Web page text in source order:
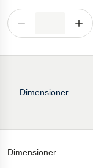
Dimensioner
Dimensioner